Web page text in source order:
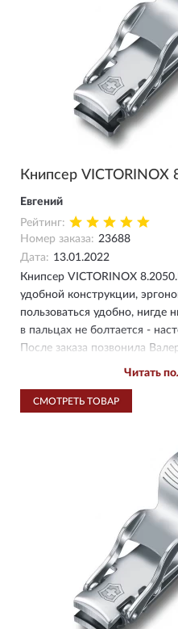
Книпсер VICTORINOX
Евгений
Рейтинг:
Номер заказа: 23688
Дата: 13.01.2022
Книпсер VICTORINOX
удобной конструкции,
пользоваться удобно, нигде
в пальцах не болтается -
После заказа позвонила
предложить другие
доставка через СДЭК - 3
Читать
СМОТРЕТЬ ТОВАР